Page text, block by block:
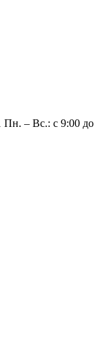
Пн. – Вс.: с 9:00 до